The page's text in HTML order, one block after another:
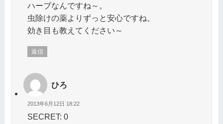
ハーブなんですね～。
虫除けの薬よりずっと安心ですね。
効き目も教えてください～
返信
ひろ
2013年6月12日 18:22
SECRET: 0